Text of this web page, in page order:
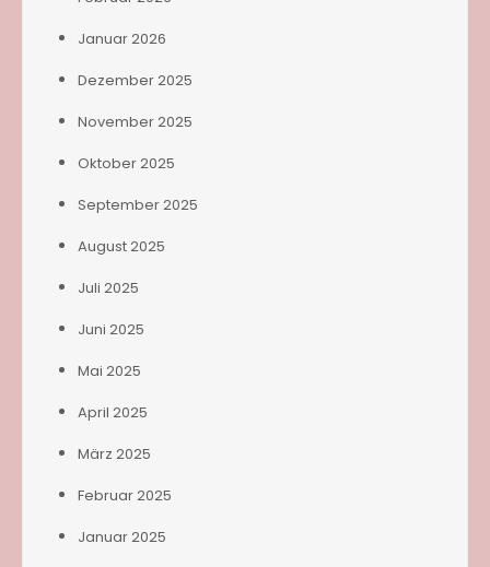
Januar 2026
Dezember 2025
November 2025
Oktober 2025
September 2025
August 2025
Juli 2025
Juni 2025
Mai 2025
April 2025
März 2025
Februar 2025
Januar 2025